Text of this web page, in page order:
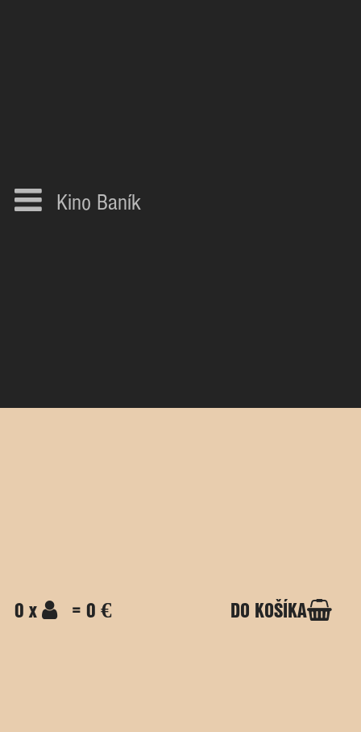
Kino Baník
0 x = 0 € DO KOŠÍKA